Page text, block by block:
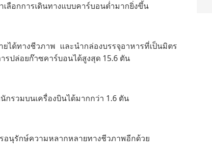
ลือกการเดินทางแบบคาร์บอนต่ำมากยิ่งขึ้น
ได้ทางชีวภาพ และนำกล่องบรรจุอาหารที่เป็นมิตร
รปล่อยก๊าซคาร์บอนได้สูงสุด 15.6 ตัน
รวมบนเครื่องบินได้มากกว่า 1.6 ตัน
อนุรักษ์ความหลากหลายทางชีวภาพอีกด้วย